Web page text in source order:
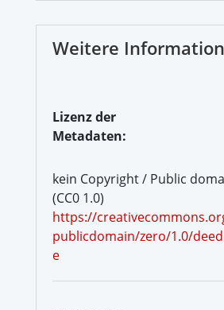
Weitere
Lizenz der
Metadaten:
kein Copyright / Public
(CC0 1.0)
https://
publicdomain/zero/1.0/
e